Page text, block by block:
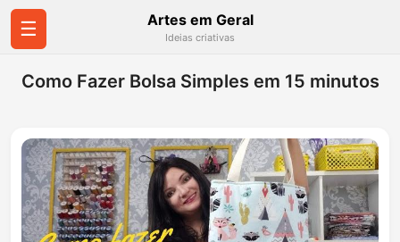
☰ Artes em Geral
Ideias criativas
Como Fazer Bolsa Simples em 15 minutos